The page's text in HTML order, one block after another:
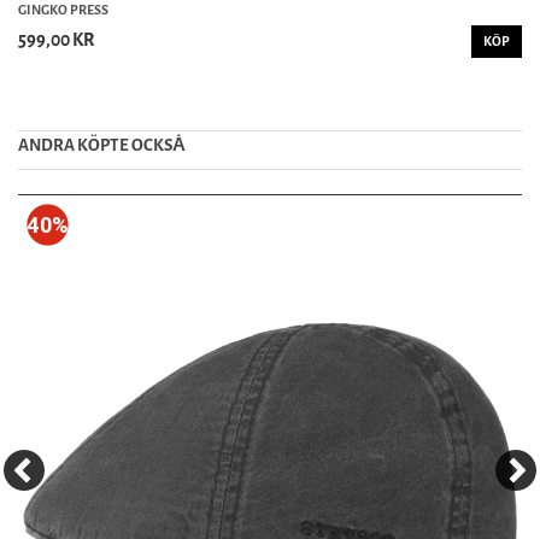
GINGKO PRESS
599,00 KR KÖP
ANDRA KÖPTE OCKSȦ
40%